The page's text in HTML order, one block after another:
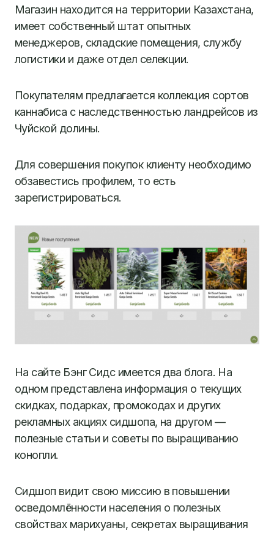
Магазин находится на территории Казахстана,
имеет собственный штат опытных
менеджеров, складские помещения, службу
логистики и даже отдел селекции.
Покупателям предлагается коллекция сортов
каннабиса с наследственностью ландрейсов из
Чуйской долины.
Для совершения покупок клиенту необходимо
обзавестись профилем, то есть
зарегистрироваться.
На сайте БэнгСидс имеется два блога. На
одном представлена информация о текущих
скидках, подарках, промокодах и других
рекламных акциях сидшопа, на другом —
полезные статьи и советы по выращиванию
конопли.
Сидшоп видит свою миссию в повышении
осведомлённости населения о полезных
свойствах марихуаны, секретах выращивания